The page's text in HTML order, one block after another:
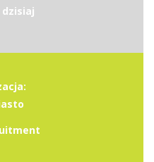
dzisiaj